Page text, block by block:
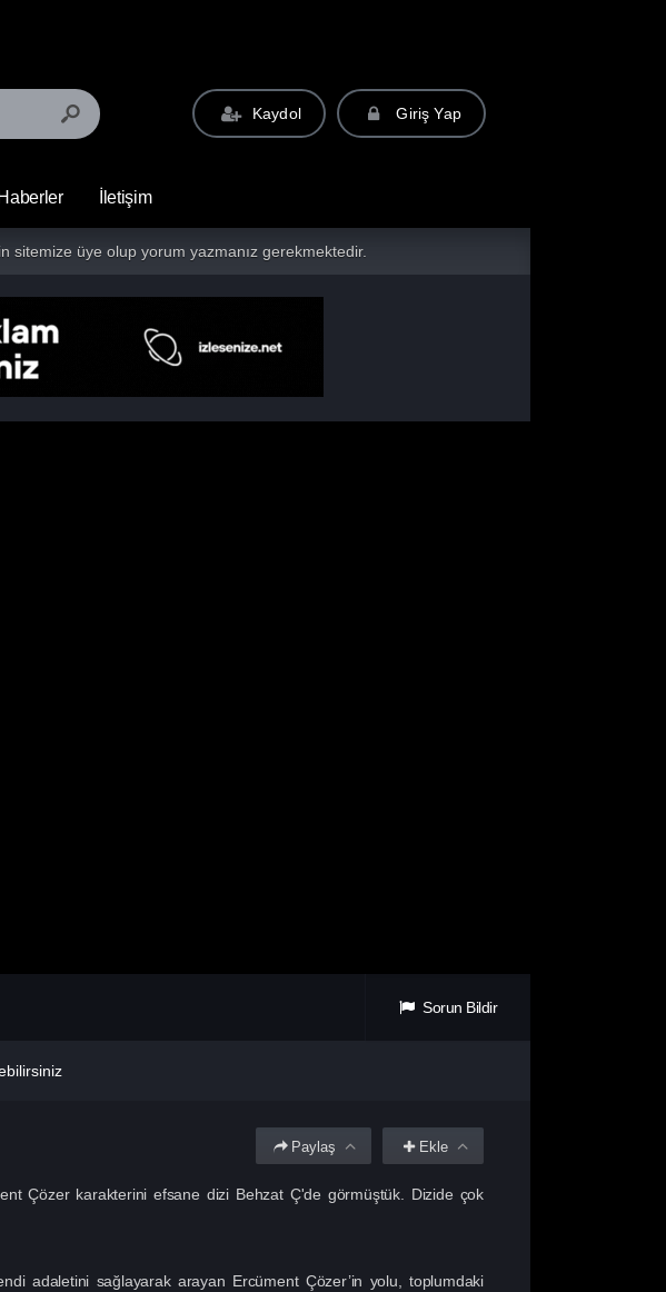
Kaydol Giriş Yap
İletişim
sitemize üye olup yorum yazmanız gerekmektedir.
Sorun Bildir
Ekle
Paylaş
Çözer karakterini efsane dizi Behzat Ç'de görmüştük. Dizide çok
adaletini sağlayarak arayan Ercüment Çözer’in yolu, toplumdaki